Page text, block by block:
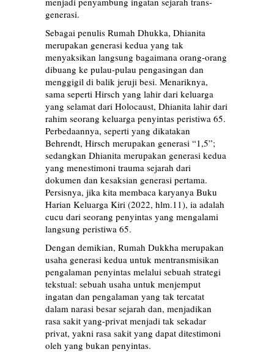
generasi.
Sebagai penulis Rumah Dhukka, Dhianita
merupakan generasi kedua yang tak
menyaksikan langsung bagaimana orang-orang
dibuang ke pulau-pulau pengasingan dan
menggigil di balik jeruji besi. Menariknya,
sama seperti Hirsch yang lahir dari keluarga
yang selamat dari Holocaust, Dhianita lahir dari
rahim seorang keluarga penyintas peristiwa 65.
Perbedaannya, seperti yang dikatakan
Behrendt, Hirsch merupakan generasi “1,5”;
sedangkan Dhianita merupakan generasi kedua
yang menestimoni trauma sejarah dari
dokumen dan kesaksian generasi pertama.
Persisnya, jika kita membaca karyanya Buku
Harian Keluarga Kiri (2022, hlm.11), ia adalah
cucu dari seorang penyintas yang mengalami
langsung peristiwa 65.
Dengan demikian, Rumah Dukkha merupakan
usaha generasi kedua untuk mentransmisikan
pengalaman penyintas melalui sebuah strategi
tekstual: sebuah usaha untuk menjemput
ingatan dan pengalaman yang tak tercatat
dalam narasi besar sejarah dan, menjadikan
rasa sakit yang-privat menjadi tak sekadar
privat, yakni rasa sakit yang dapat ditestimoni
oleh yang bukan penyintas.